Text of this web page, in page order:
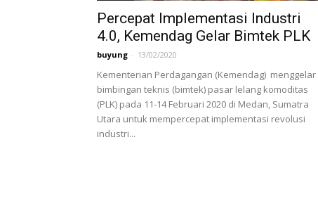
Percepat Implementasi Industri
4.0, Kemendag Gelar Bimtek PLK
buyung - 13/02/2020
Kementerian Perdagangan (Kemendag) menggelar
bimbingan teknis (bimtek) pasar lelang komoditas
(PLK) pada 11-14 Februari 2020 di Medan, Sumatra
Utara untuk mempercepat implementasi revolusi
industri...